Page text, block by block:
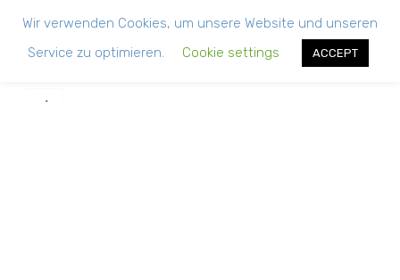
i
Wir verwenden Cookies, um unsere Website und unseren
Service zu optimieren.
Cookie settings ACCEPT